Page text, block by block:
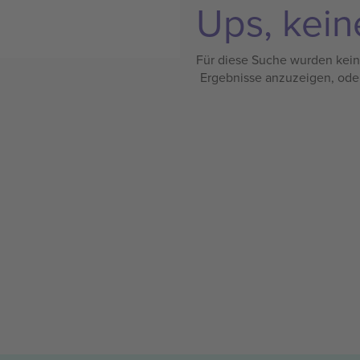
Ups,
Für diese Suche wurden
Ergebnisse anzuzeigen,